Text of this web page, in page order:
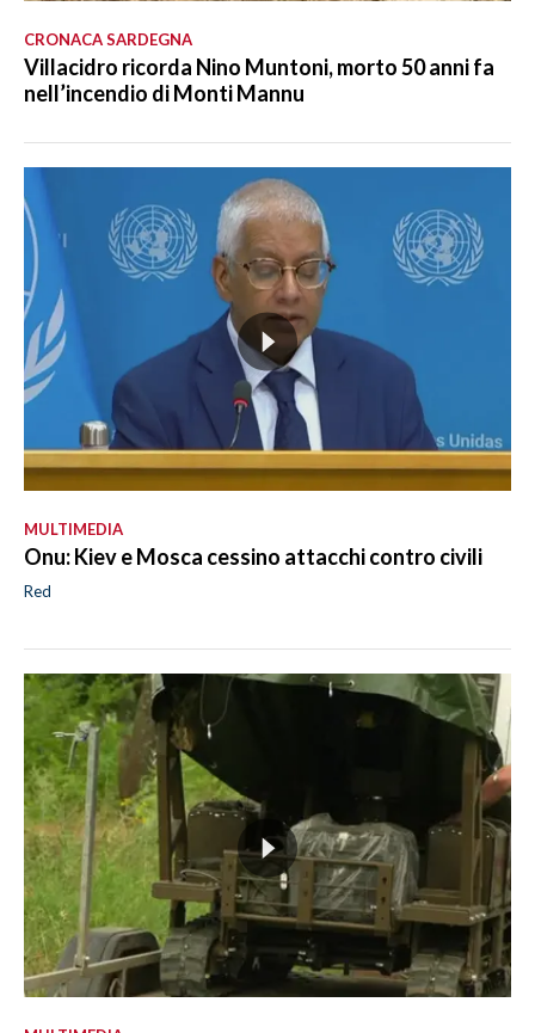
CRONACA SARDEGNA
Villacidro ricorda Nino Muntoni, morto 50 anni fa
nell’incendio di Monti Mannu
MULTIMEDIA
Onu: Kiev e Mosca cessino attacchi contro civili
Red